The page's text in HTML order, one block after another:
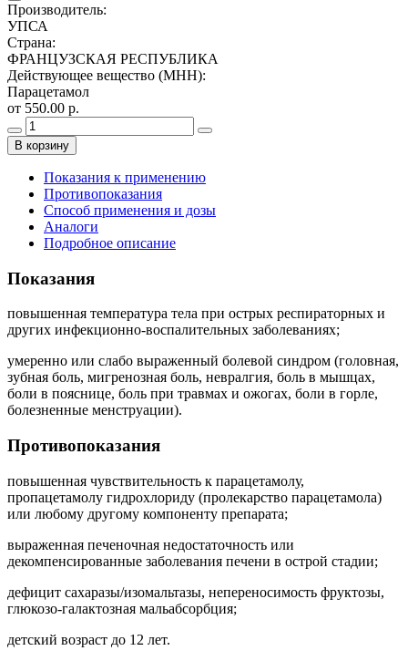
Производитель:
УПСА
Страна:
ФРАНЦУЗСКАЯ РЕСПУБЛИКА
Действующее вещество (МНН):
Парацетамол
от 550.00 р.
В корзину
Показания к применению
Противопоказания
Способ применения и дозы
Аналоги
Подробное описание
Показания
повышенная температура тела при острых респираторных и
других инфекционно-воспалительных заболеваниях;
умеренно или слабо выраженный болевой синдром (головная,
зубная боль, мигренозная боль, невралгия, боль в мышцах,
боли в пояснице, боль при травмах и ожогах, боли в горле,
болезненные менструации).
Противопоказания
повышенная чувствительность к парацетамолу,
пропацетамолу гидрохлориду (пролекарство парацетамола)
или любому другому компоненту препарата;
выраженная печеночная недостаточность или
декомпенсированные заболевания печени в острой стадии;
дефицит сахаразы/изомальтазы, непереносимость фруктозы,
глюкозо-галактозная мальабсорбция;
детский возраст до 12 лет.